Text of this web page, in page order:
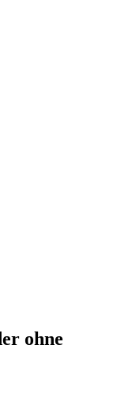
ohne